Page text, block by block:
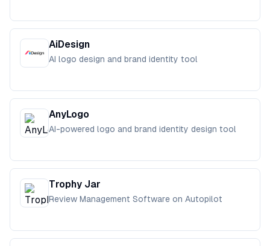
AiDesign
AI logo design and brand identity tool
AnyLogo
AI-powered logo and brand identity design tool
Trophy Jar
Review Management Software on Autopilot